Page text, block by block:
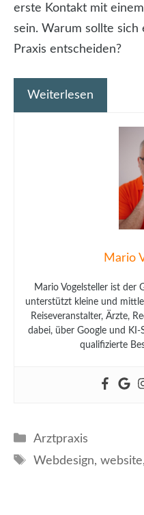
erste Kontakt mit
sein. Warum sollte
Praxis entscheiden?
Weiterlesen
Mario
Mario Vogelsteller ist der
unterstützt kleine und
Reiseveranstalter, Ärzte,
dabei, über Google und KI-
qualifizierte
Kategorien
Arztpraxis
Schlagwörter
Webdesign, website,